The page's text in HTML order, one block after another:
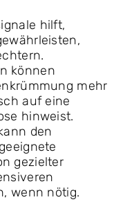
hilft,
können
mehr
auf eine
hinweist.
den
gezielter
wenn nötig.